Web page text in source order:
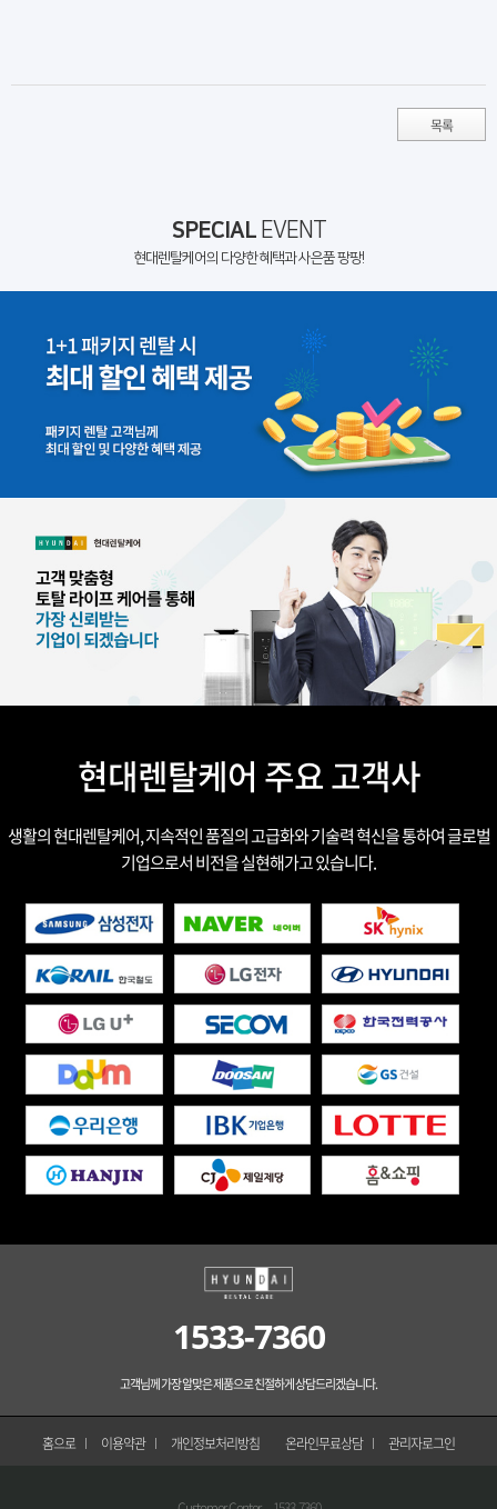
목록
SPECIALEVENT
현대렌탈케어의 다양한 혜택과 사은품 팡팡!
현대렌탈케어 주요 고객사
생활의 현대렌탈케어, 지속적인 품질의 고급화와 기술력 혁신을 통하여 글로벌
기업으로서 비전을 실현해가고 있습니다.
1533-7360
고객님께 가장 알맞은 제품으로 친절하게 상담드리겠습니다.
홈으로 이용약관 개인정보처리방침 온라인무료상담 관리자로그인